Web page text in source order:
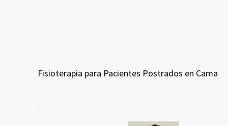
Fisioterapia para Pacientes Postrados en Cama